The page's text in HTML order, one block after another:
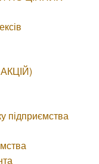
підприємства